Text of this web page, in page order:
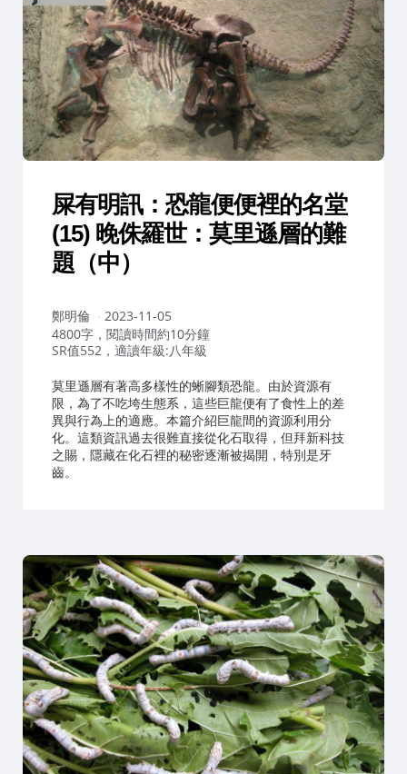
屎有明訊：恐龍便便裡的名堂
(15) 晚侏羅世：莫里遜層的難
題（中）
作
者：
鄭明倫
2023-11-05
4800字，閱讀時間約10分鐘
SR值552，適讀年級:八年級
莫里遜層有著高多樣性的蜥腳類恐龍。由於資源有
限，為了不吃垮生態系，這些巨龍便有了食性上的差
異與行為上的適應。本篇介紹巨龍間的資源利用分
化。這類資訊過去很難直接從化石取得，但拜新科技
之賜，隱藏在化石裡的秘密逐漸被揭開，特別是牙
齒。